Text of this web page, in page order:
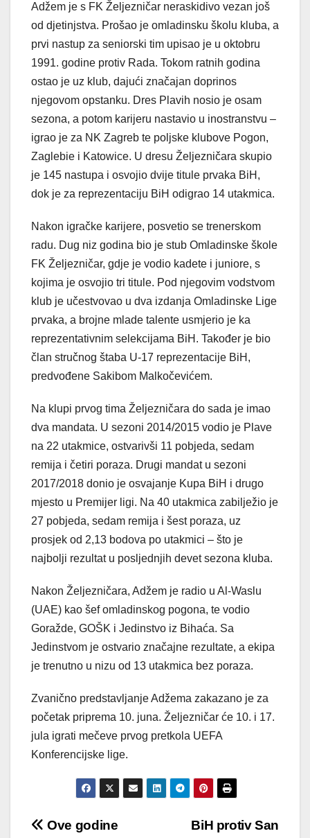
Adžem je s FK Željezničar neraskidivo vezan još
od djetinjstva. Prošao je omladinsku školu kluba, a
prvi nastup za seniorski tim upisao je u oktobru
1991. godine protiv Rada. Tokom ratnih godina
ostao je uz klub, dajući značajan doprinos
njegovom opstanku. Dres Plavih nosio je osam
sezona, a potom karijeru nastavio u inostranstvu –
igrao je za NK Zagreb te poljske klubove Pogon,
Zaglebie i Katowice. U dresu Željezničara skupio
je 145 nastupa i osvojio dvije titule prvaka BiH,
dok je za reprezentaciju BiH odigrao 14 utakmica.
Nakon igračke karijere, posvetio se trenerskom
radu. Dug niz godina bio je stub Omladinske škole
FK Željezničar, gdje je vodio kadete i juniore, s
kojima je osvojio tri titule. Pod njegovim vodstvom
klub je učestvovao u dva izdanja Omladinske Lige
prvaka, a brojne mlade talente usmjerio je ka
reprezentativnim selekcijama BiH. Također je bio
član stručnog štaba U-17 reprezentacije BiH,
predvođene Sakibom Malkočevićem.
Na klupi prvog tima Željezničara do sada je imao
dva mandata. U sezoni 2014/2015 vodio je Plave
na 22 utakmice, ostvarivši 11 pobjeda, sedam
remija i četiri poraza. Drugi mandat u sezoni
2017/2018 donio je osvajanje Kupa BiH i drugo
mjesto u Premijer ligi. Na 40 utakmica zabilježio je
27 pobjeda, sedam remija i šest poraza, uz
prosjek od 2,13 bodova po utakmici – što je
najbolji rezultat u posljednjih devet sezona kluba.
Nakon Željezničara, Adžem je radio u Al-Waslu
(UAE) kao šef omladinskog pogona, te vodio
Goražde, GOŠK i Jedinstvo iz Bihaća. Sa
Jedinstvom je ostvario značajne rezultate, a ekipa
je trenutno u nizu od 13 utakmica bez poraza.
Zvanično predstavljanje Adžema zakazano je za
početak priprema 10. juna. Željezničar će 10. i 17.
jula igrati mečeve prvog pretkola UEFA
Konferencijske lige.
Post
BiH protiv San
Ove godine